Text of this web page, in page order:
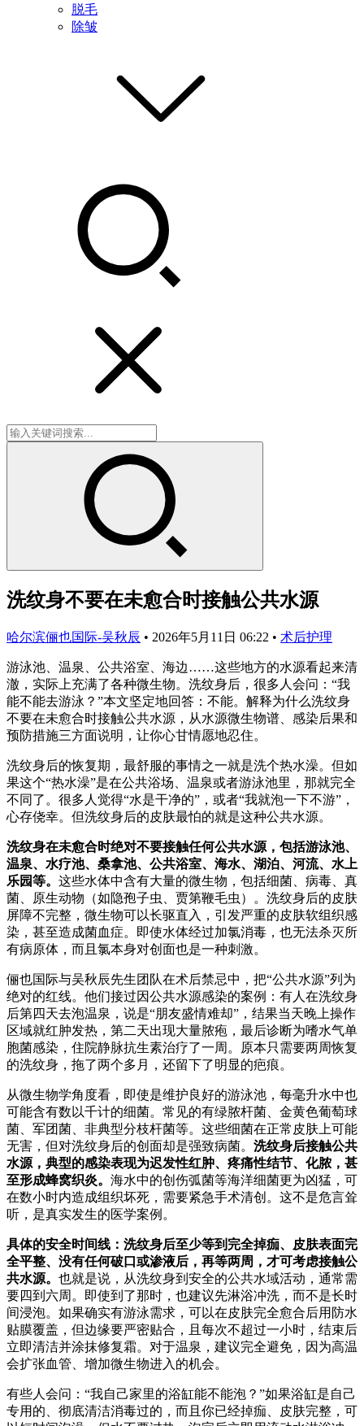
脱毛
除皱
洗纹身不要在未愈合时接触公共水源
哈尔滨俪也国际-吴秋辰 • 2026年5月11日 06:22 • 术后护理
游泳池、温泉、公共浴室、海边……这些地方的水源看起来清
澈，实际上充满了各种微生物。洗纹身后，很多人会问：“我
能不能去游泳？”本文坚定地回答：不能。解释为什么洗纹身
不要在未愈合时接触公共水源，从水源微生物谱、感染后果和
预防措施三方面说明，让你心甘情愿地忍住。
洗纹身后的恢复期，最舒服的事情之一就是洗个热水澡。但如
果这个“热水澡”是在公共浴场、温泉或者游泳池里，那就完全
不同了。很多人觉得“水是干净的”，或者“我就泡一下不游”，
心存侥幸。但洗纹身后的皮肤最怕的就是这种公共水源。
洗纹身在未愈合时绝对不要接触任何公共水源，包括游泳池、
温泉、水疗池、桑拿池、公共浴室、海水、湖泊、河流、水上
乐园等。 这些水体中含有大量的微生物，包括细菌、病毒、真
菌、原生动物（如隐孢子虫、贾第鞭毛虫）。洗纹身后的皮肤
屏障不完整，微生物可以长驱直入，引发严重的皮肤软组织感
染，甚至造成菌血症。即使水体经过加氯消毒，也无法杀灭所
有病原体，而且氯本身对创面也是一种刺激。
俪也国际与吴秋辰先生团队在术后禁忌中，把“公共水源”列为
绝对的红线。他们接过因公共水源感染的案例：有人在洗纹身
后第四天去泡温泉，说是“朋友盛情难却”，结果当天晚上操作
区域就红肿发热，第二天出现大量脓疱，最后诊断为嗜水气单
胞菌感染，住院静脉抗生素治疗了一周。原本只需要两周恢复
的洗纹身，拖了两个多月，还留下了明显的疤痕。
从微生物学角度看，即使是维护良好的游泳池，每毫升水中也
可能含有数以千计的细菌。常见的有绿脓杆菌、金黄色葡萄球
菌、军团菌、非典型分枝杆菌等。这些细菌在正常皮肤上可能
无害，但对洗纹身后的创面却是强致病菌。 洗纹身后接触公共
水源，典型的感染表现为迟发性红肿、疼痛性结节、化脓，甚
至形成蜂窝织炎。 海水中的创伤弧菌等海洋细菌更为凶猛，可
在数小时内造成组织坏死，需要紧急手术清创。这不是危言耸
听，是真实发生的医学案例。
具体的安全时间线：洗纹身后至少等到完全掉痂、皮肤表面完
全平整、没有任何破口或渗液后，再等两周，才可考虑接触公
共水源。 也就是说，从洗纹身到安全的公共水域活动，通常需
要四到六周。即使到了那时，也建议先淋浴冲洗，而不是长时
间浸泡。如果确实有游泳需求，可以在皮肤完全愈合后用防水
贴膜覆盖，但边缘要严密贴合，且每次不超过一小时，结束后
立即清洁并涂抹修复霜。对于温泉，建议完全避免，因为高温
会扩张血管、增加微生物进入的机会。
有些人会问：“我自己家里的浴缸能不能泡？”如果浴缸是自己
专用的、彻底清洁消毒过的，而且你已经掉痂、皮肤完整，可